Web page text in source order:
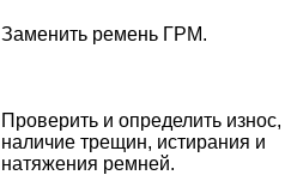
Заменить ремень ГРМ.
Проверить и определить износ,
наличие трещин, истирания и
натяжения ремней.